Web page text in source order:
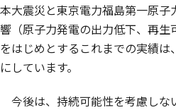
本大震災と東京電力福島第一原
響（原子力発電の出力低下、再生
をはじめとするこれまでの実績
にしています。
今後は、持続可能性を考慮しな